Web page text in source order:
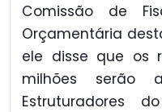
Comissão de
Orçamentária
ele disse que os
milhões serão
Estruturadores